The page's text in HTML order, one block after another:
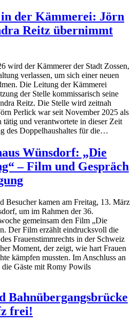
in der Kämmerei: Jörn
Reitz übernimmt
wird der Kämmerer der Stadt Zossen,
verlassen, um sich einer neuen
Die Leitung der Kämmerei
der Stelle kommissarisch seine
Reitz. Die Stelle wird zeitnah
Perlick war seit November 2025 als
tätig und verantwortete in dieser Zeit
des Doppelhaushaltes für die…
Wünsdorf: „Die
– Film und Gespräch
Besucher kamen am Freitag, 13. März
um im Rahmen der 36.
gemeinsam den Film „Die
Der Film erzählt eindrucksvoll die
Frauenstimmrechts in der Schweiz
Moment, der zeigt, wie hart Frauen
kämpfen mussten. Im Anschluss an
Gäste mit Romy Powils
Bahnübergangsbrücke
frei!